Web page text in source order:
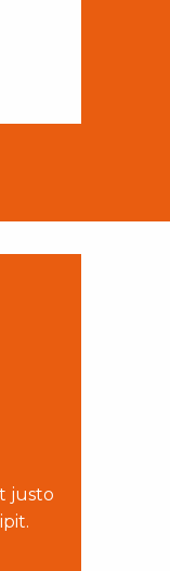
justo